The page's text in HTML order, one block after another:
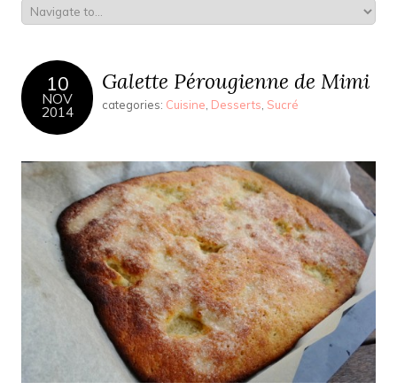
10
NOV
2014
Galette Pérougienne de Mimi
categories: Cuisine Desserts Sucré